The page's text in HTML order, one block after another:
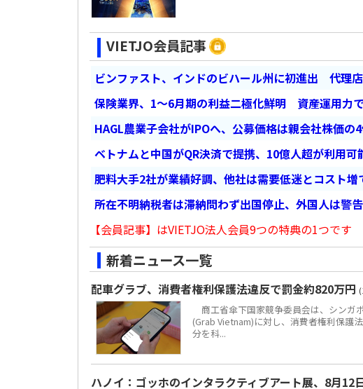
VIETJO会員記事
ビンファスト、インドのビハール州に初進出 代理
保険業界、1～6月期の利益二極化鮮明 資産運用力
HAGL農業子会社がIPOへ、公募価格は親会社株価の
ベトナムと中国がQR決済で提携、10億人超が利用可
肥料大手2社が業績好調、他社は需要低迷とコスト増
所在不明納税者は滞納問わず出国停止、外国人は警
【会員記事】はVIETJO法人会員9つの特典の1つです
新着ニュース一覧
配車グラブ、消費者権利保護法違反で罰金約820万円
商工省傘下国家競争委員会は、シンガ
(Grab Vietnam)に対し、消費者権利保護
分を科...
ハノイ：ゴッホのインタラクティブアート展、8月12